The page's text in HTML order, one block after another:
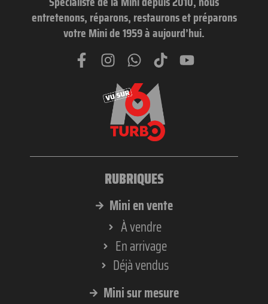
entretenons, réparons, restaurons et préparons
votre Mini de 1959 à aujourd’hui.
RUBRIQUES
Mini en vente
À vendre
En arrivage
Déjà vendus
Mini sur mesure